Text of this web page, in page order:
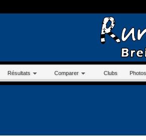
Résultats Comparer Clubs Photos